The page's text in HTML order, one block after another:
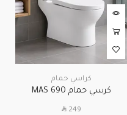
كراسي حمام
كرسي حمام MAS 690
SAR 249